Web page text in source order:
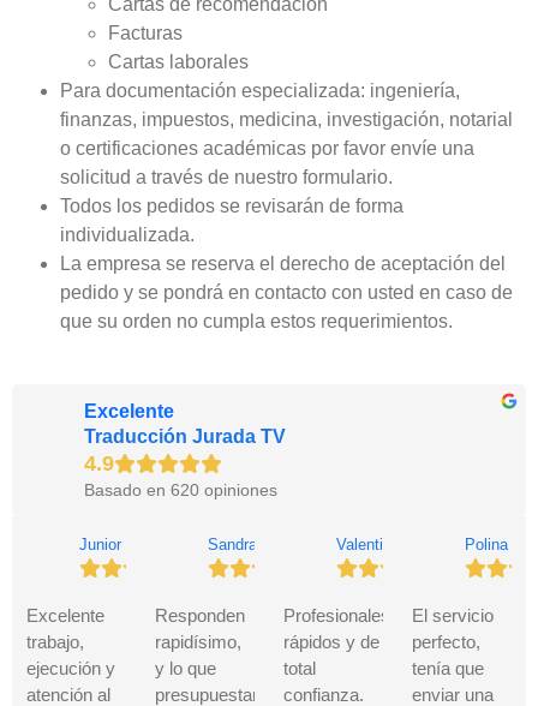
Facturas
Cartas laborales
Para documentación especializada: ingeniería,
finanzas, impuestos, medicina, investigación, notarial
o certificaciones académicas por favor envíe una
solicitud a través de nuestro formulario.
Todos los pedidos se revisarán de forma
individualizada.
La empresa se reserva el derecho de aceptación del
pedido y se pondrá en contacto con usted en caso de
que su orden no cumpla estos requerimientos.
Excelente
Traducción Jurada TV
Basado en 620 opiniones
Junior G.
Excelente
trabajo,
ejecución y
atención al
Sandra F.
Responden
rapidísimo,
y lo que
presupuestan
Valentin 2.
Profesionales,
rápidos y de
total
confianza.
Polina B.
El servicio
perfecto,
tenía que
enviar una